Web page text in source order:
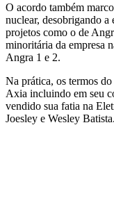
O acordo também
nuclear, desobrigando a
projetos como o de
minoritária da empresa
Angra 1 e 2.
Na prática, os termos
Axia incluindo em seu
vendido sua fatia na
Joesley e Wesley Batista.